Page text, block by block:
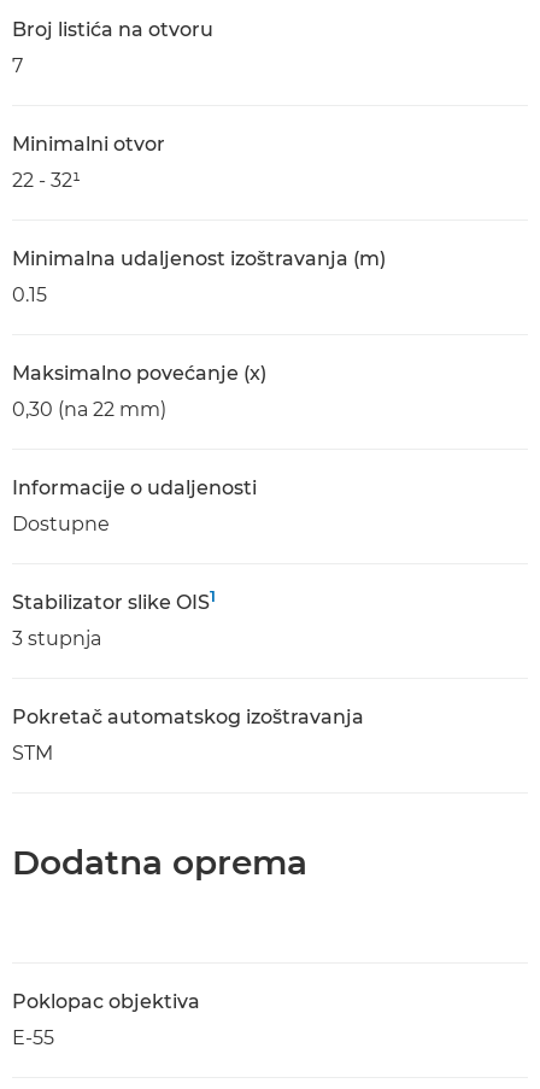
Broj listića na otvoru
7
Minimalni otvor
22 - 32¹
Minimalna udaljenost izoštravanja (m)
0.15
Maksimalno povećanje (x)
0,30 (na 22 mm)
Informacije o udaljenosti
Dostupne
Stabilizator slike OIS1
3 stupnja
Pokretač automatskog izoštravanja
STM
Dodatna oprema
Poklopac objektiva
E-55